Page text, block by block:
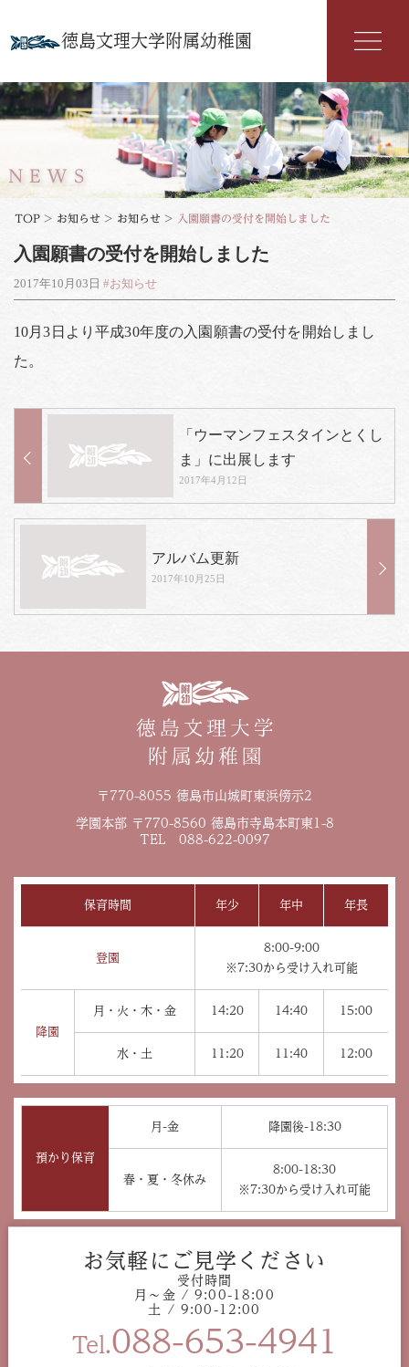
徳島文理大学附属幼稚園
幼稚園紹介
入園案内
年間行事
よくある質問
お問い合わせはこちら
Tel.088-653-4941
受付時間
月〜金 / 9:00-18:00
土 / 9:00-12:00
NEWS
TOP > お知らせ > お知らせ > 入園願書の受付を開始しました
入園願書の受付を開始しました
2017年10月03日 #お知らせ
10月3日より平成30年度の入園願書の受付を開始しまし
た。
「ウーマンフェスタインとくし
ま」に出展します
2017年4月12日
アルバム更新
2017年10月25日
〒770-8055 徳島市山城町東浜傍示2
学園本部 〒770-8560 徳島市寺島本町東1-8
TEL 088-622-0097
保育時間 年少 年中 年長
登園
8:00-9:00
※7:30から受け入れ可能
降園
月・火・木・金 14:20 14:40 15:00
水・土 11:20 11:40 12:00
預かり保育
月-金 降園後-18:30
春・夏・冬休み
8:00-18:30
※7:30から受け入れ可能
お気軽にご見学ください
受付時間
月〜金 / 9:00-18:00
土 / 9:00-12:00
Tel.088-653-4941